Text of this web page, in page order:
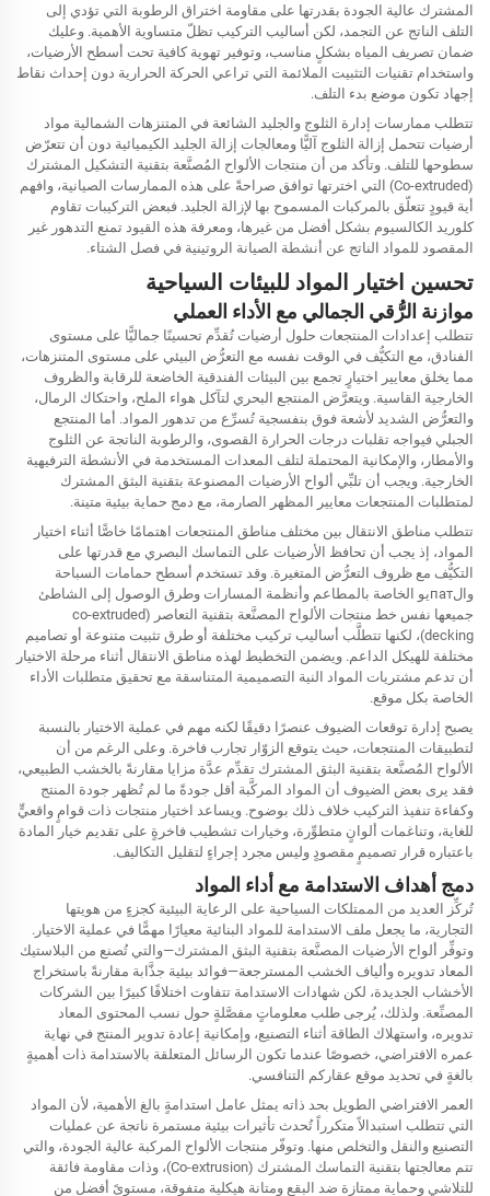
المشترك عالية الجودة بقدرتها على مقاومة اختراق الرطوبة التي تؤدي إلى
التلف الناتج عن التجمد، لكن أساليب التركيب تظلّ متساوية الأهمية. وعليك
ضمان تصريف المياه بشكلٍ مناسب، وتوفير تهوية كافية تحت أسطح الأرضيات،
واستخدام تقنيات التثبيت الملائمة التي تراعي الحركة الحرارية دون إحداث نقاط
إجهاد تكون موضع بدء التلف.
تتطلب ممارسات إدارة الثلوج والجليد الشائعة في المتنزهات الشمالية مواد
أرضيات تتحمل إزالة الثلوج آليًّا ومعالجات إزالة الجليد الكيميائية دون أن تتعرّض
سطوحها للتلف. وتأكد من أن منتجات الألواح المُصنَّعة بتقنية التشكيل المشترك
(Co-extruded) التي اخترتها توافق صراحةً على هذه الممارسات الصيانية، وافهم
أية قيودٍ تتعلّق بالمركبات المسموح بها لإزالة الجليد. فبعض التركيبات تقاوم
كلوريد الكالسيوم بشكل أفضل من غيرها، ومعرفة هذه القيود تمنع التدهور غير
المقصود للمواد الناتج عن أنشطة الصيانة الروتينية في فصل الشتاء.
تحسين اختيار المواد للبيئات السياحية
موازنة الرُّقي الجمالي مع الأداء العملي
تتطلب إعدادات المنتجعات حلول أرضيات تُقدِّم تحسينًا جماليًّا على مستوى
الفنادق، مع التكيُّف في الوقت نفسه مع التعرُّض البيئي على مستوى المتنزهات،
مما يخلق معايير اختيارٍ تجمع بين البيئات الفندقية الخاضعة للرقابة والظروف
الخارجية القاسية. ويتعرَّض المنتجع البحري لتآكل هواء الملح، واحتكاك الرمال،
والتعرُّض الشديد لأشعة فوق بنفسجية تُسرِّع من تدهور المواد. أما المنتجع
الجبلي فيواجه تقلبات درجات الحرارة القصوى، والرطوبة الناتجة عن الثلوج
والأمطار، والإمكانية المحتملة لتلف المعدات المستخدمة في الأنشطة الترفيهية
الخارجية. ويجب أن تلبِّي ألواح الأرضيات المصنوعة بتقنية البثق المشترك
لمتطلبات المنتجعات معايير المظهر الصارمة، مع دمج حماية بيئية متينة.
تتطلب مناطق الانتقال بين مختلف مناطق المنتجعات اهتمامًا خاصًّا أثناء اختيار
المواد، إذ يجب أن تحافظ الأرضيات على التماسك البصري مع قدرتها على
التكيُّف مع ظروف التعرُّض المتغيرة. وقد تستخدم أسطح حمامات السباحة
والпатيو الخاصة بالمطاعم وأنظمة المسارات وطرق الوصول إلى الشاطئ
جميعها نفس خط منتجات الألواح المصنَّعة بتقنية التعاصر (co-extruded
decking)، لكنها تتطلَّب أساليب تركيب مختلفة أو طرق تثبيت متنوعة أو تصاميم
مختلفة للهيكل الداعم. ويضمن التخطيط لهذه مناطق الانتقال أثناء مرحلة الاختيار
أن تدعم مشتريات المواد النية التصميمية المتناسقة مع تحقيق متطلبات الأداء
الخاصة بكل موقع.
يصبح إدارة توقعات الضيوف عنصرًا دقيقًا لكنه مهم في عملية الاختيار بالنسبة
لتطبيقات المنتجعات، حيث يتوقع الزوّار تجارب فاخرة. وعلى الرغم من أن
الألواح المُصنَّعة بتقنية البثق المشترك تقدِّم عدَّة مزايا مقارنةً بالخشب الطبيعي،
فقد يرى بعض الضيوف أن المواد المركَّبة أقل جودةً ما لم تُظهر جودة المنتج
وكفاءة تنفيذ التركيب خلاف ذلك بوضوح. ويساعد اختيار منتجات ذات قوامٍ واقعيٍّ
للغاية، وتناغمات ألوانٍ متطوِّرة، وخيارات تشطيب فاخرةٍ على تقديم خيار المادة
باعتباره قرار تصميمٍ مقصودٍ وليس مجرد إجراءٍ لتقليل التكاليف.
دمج أهداف الاستدامة مع أداء المواد
تُركِّز العديد من الممتلكات السياحية على الرعاية البيئية كجزءٍ من هويتها
التجارية، ما يجعل ملف الاستدامة للمواد البنائية معيارًا مهمًّا في عملية الاختيار.
وتوفِّر ألواح الأرضيات المصنَّعة بتقنية البثق المشترك—والتي تُصنع من البلاستيك
المعاد تدويره وألياف الخشب المسترجعة—فوائد بيئية جذَّابة مقارنةً باستخراج
الأخشاب الجديدة، لكن شهادات الاستدامة تتفاوت اختلافًا كبيرًا بين الشركات
المصنِّعة. ولذلك، يُرجى طلب معلوماتٍ مفصَّلةٍ حول نسب المحتوى المعاد
تدويره، واستهلاك الطاقة أثناء التصنيع، وإمكانية إعادة تدوير المنتج في نهاية
عمره الافتراضي، خصوصًا عندما تكون الرسائل المتعلقة بالاستدامة ذات أهميةٍ
بالغةٍ في تحديد موقع عقاركم التنافسي.
العمر الافتراضي الطويل بحد ذاته يمثل عامل استدامةٍ بالغ الأهمية، لأن المواد
التي تتطلب استبدالاً متكرراً تُحدث تأثيرات بيئية مستمرة ناتجة عن عمليات
التصنيع والنقل والتخلص منها. وتوفّر منتجات الألواح المركبة عالية الجودة، والتي
تتم معالجتها بتقنية التماسك المشترك (Co-extrusion)، وذات مقاومة فائقة
للتلاشي وحماية ممتازة ضد البقع ومتانة هيكلية متفوقة، مستوىً أفضل من